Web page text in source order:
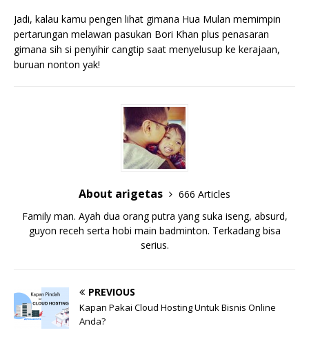
Jadi, kalau kamu pengen lihat gimana Hua Mulan memimpin
pertarungan melawan pasukan Bori Khan plus penasaran
gimana sih si penyihir cangtip saat menyelusup ke kerajaan,
buruan nonton yak!
About arigetas
666 Articles
Family man. Ayah dua orang putra yang suka iseng, absurd,
guyon receh serta hobi main badminton. Terkadang bisa
serius.
PREVIOUS
Kapan Pakai Cloud Hosting Untuk Bisnis Online
Anda?